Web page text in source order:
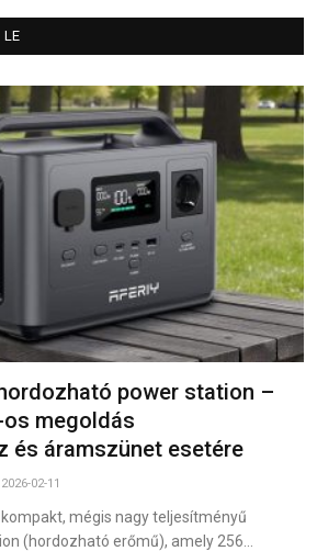
LE
power station –
os megoldás
és áramszünet esetére
2026-02-11
mégis nagy teljesítményű
(hordozható erőmű), amely 256…